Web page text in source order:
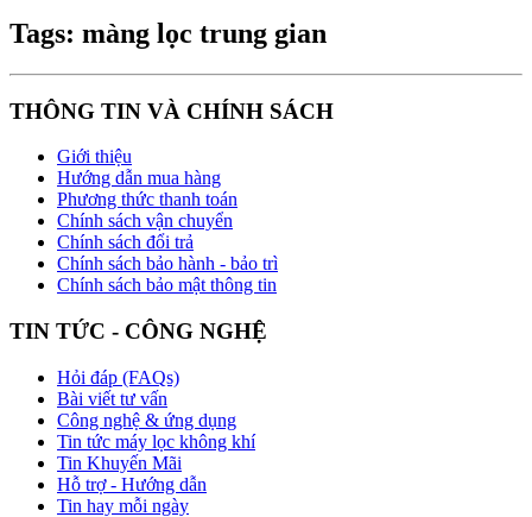
Tags: màng lọc trung gian
THÔNG TIN VÀ CHÍNH SÁCH
Giới thiệu
Hướng dẫn mua hàng
Phương thức thanh toán
Chính sách vận chuyển
Chính sách đổi trả
Chính sách bảo hành - bảo trì
Chính sách bảo mật thông tin
TIN TỨC - CÔNG NGHỆ
Hỏi đáp (FAQs)
Bài viết tư vấn
Công nghệ & ứng dụng
Tin tức máy lọc không khí
Tin Khuyến Mãi
Hỗ trợ - Hướng dẫn
Tin hay mỗi ngày